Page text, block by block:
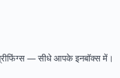
— सीधे आपके इनबॉक्स में।